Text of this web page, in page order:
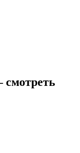
смотреть